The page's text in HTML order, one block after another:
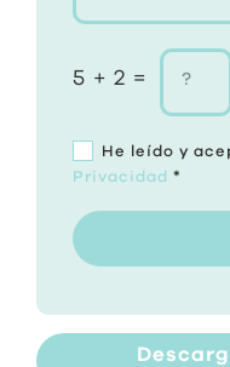
5 + 2 =
He leído y
Privacidad *